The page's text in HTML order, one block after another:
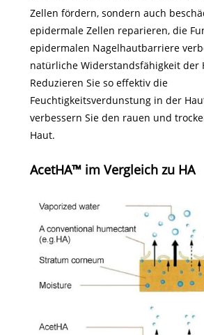
Zellen fördern, sondern auch
epidermale Zellen reparieren, die
epidermalen Nagelhautbarriere
natürliche Widerstandsfähigkeit der
Reduzieren Sie so effektiv die
Feuchtigkeitsverdunstung in der
verbessern Sie den rauen und
Haut.
AcetHA™ im Vergleich zu HA